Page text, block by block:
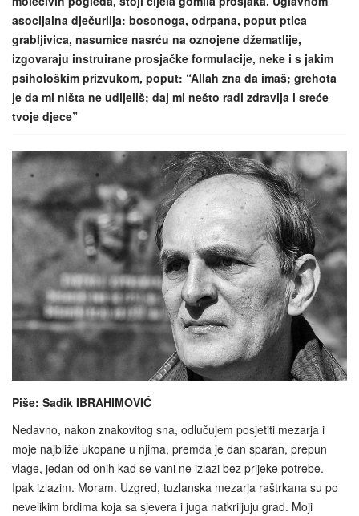
t
i
o
n
n
asocijalna dječurlija: bosonoga, odrpana, poput ptica
grabljivica, nasumice nasrću na oznojene džematlije,
izgovaraju instruirane prosjačke formulacije, neke i s jakim
psihološkim prizvukom, poput: “Allah zna da imaš; grehota
je da mi ništa ne udijeliš; daj mi nešto radi zdravlja i sreće
tvoje djece”
Piše: Sadik IBRAHIMOVIĆ
Nedavno, nakon znakovitog sna, odlučujem posjetiti mezarja i
moje najbliže ukopane u njima, premda je dan sparan, prepun
vlage, jedan od onih kad se vani ne izlazi bez prijeke potrebe.
Ipak izlazim. Moram. Uzgred, tuzlanska mezarja raštrkana su po
nevelikim brdima koja sa sjevera i juga natkriljuju grad. Moji